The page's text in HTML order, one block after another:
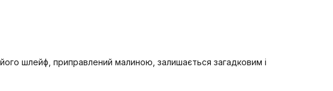
шлейф, приправлений малиною, залишається загадковим і